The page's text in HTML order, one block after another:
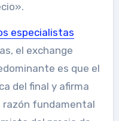
especialistas
el exchange
es que el
del final y afirma
razón fundamental